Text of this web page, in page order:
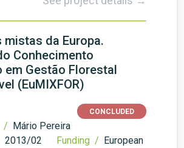
mistas da Europa.
Conhecimento
em Gestão Florestal
(EuMIXFOR)
CONCLUDED
/ Mário Pereira
2013/02 Funding / European